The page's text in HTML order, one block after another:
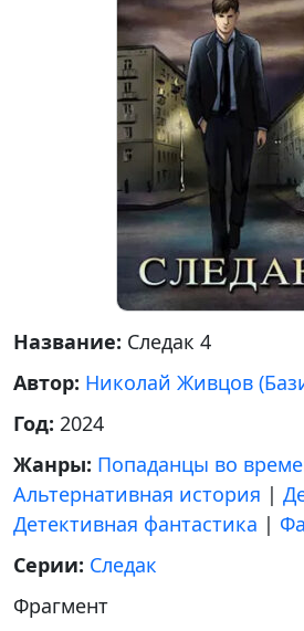
Название: Следак 4
Автор: Николай Живцов
Год: 2024
Жанры: Попаданцы во
Альтернативная история |
Детективная фантастика |
Серии: Следак
Фрагмент